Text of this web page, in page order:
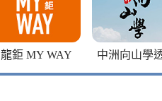
龍鉅 MY WAY 中洲向山學